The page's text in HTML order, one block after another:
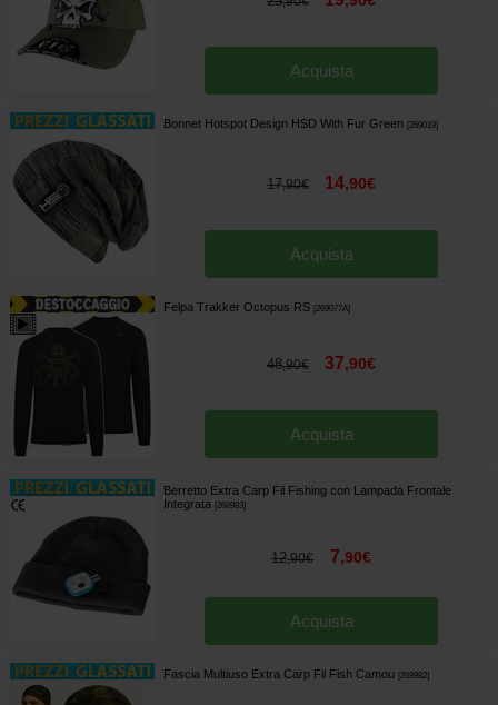
Acquista
Bonnet Hotspot Design HSD With Fur Green 269019]
17,90€ 14,90€
Acquista
Felpa Trakker Octopus RS 269077A]
48,90€ 37,90€
Acquista
Berretto Extra Carp Fil Fishing con Lampada Frontale
Integrata
268983]
12,90€ 7,90€
Acquista
Fascia Multiuso Extra Carp Fil Fish Camou 268982]